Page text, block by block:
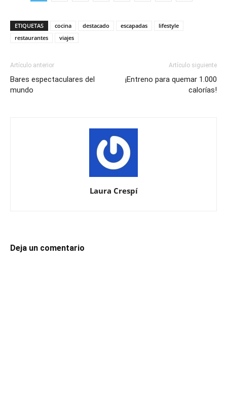
ETIQUETAS cocina destacado escapadas
lifestyle
restaurantes
viajes
Artículo anterior
Bares espectaculares del
mundo
Artículo siguiente
¡Entreno para quemar 1.000
calorías!
Laura Crespí
Deja un comentario